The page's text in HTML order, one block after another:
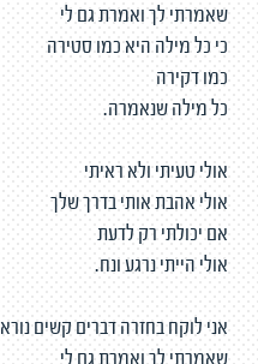
שאמרתי לך ואמרת גם לי
כי כל מילה היא כמו סטירה
כמו דקירה
כל מילה שנאמרה.
אולי טעיתי ולא ראיתי
אולי אהבת אותי בדרך שלך
אם יכולתי רק לדעת
אולי הייתי נרגע ונח.
אני לוקח בחזרה דברים קשים נורא